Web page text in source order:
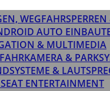
AUTO
& MULTIMEDIA
&
&
ENTERTAINMENT